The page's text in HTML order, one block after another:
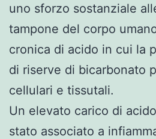
uno sforzo sostanziale
tampone del corpo
cronica di acido in cui la
di riserve di bicarbonato
cellulari e tissutali.
Un elevato carico di
stato associato a